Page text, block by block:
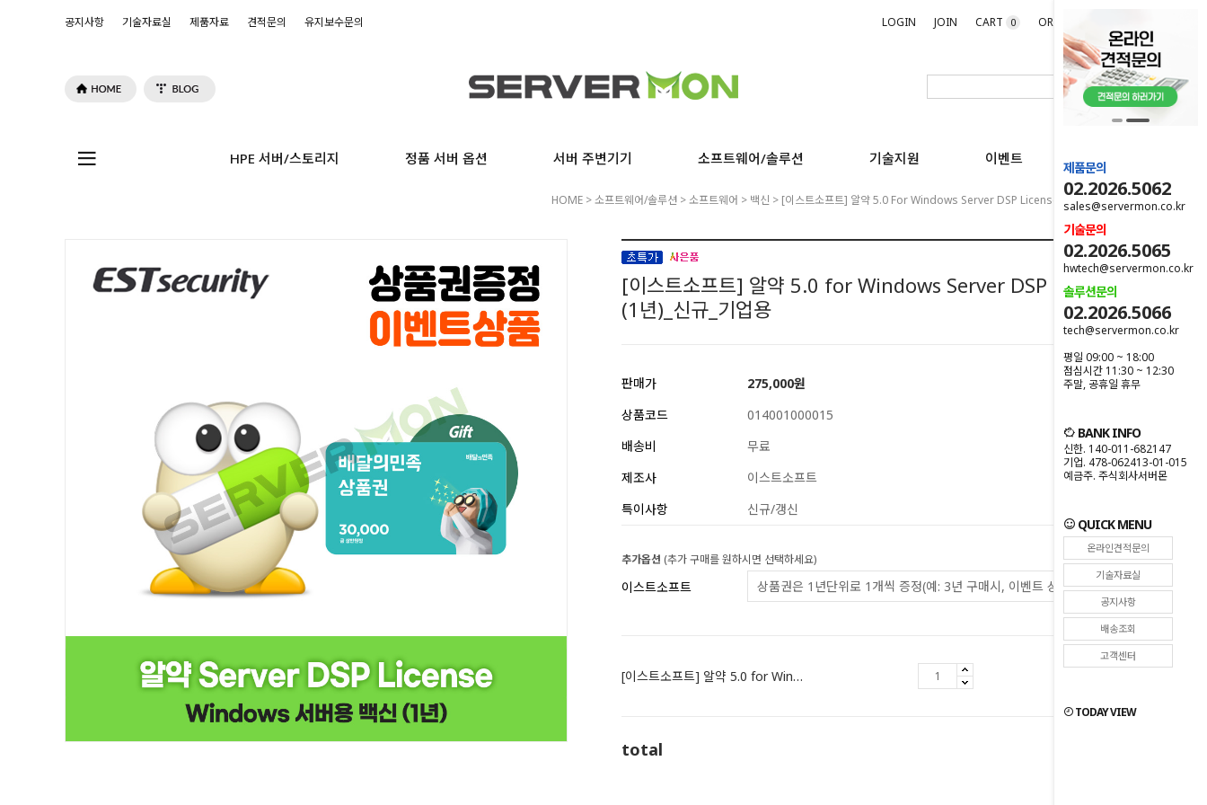
공지사항 기술자료실 제품자료 견적문의 유지보수문의 LOGIN JOIN CART 0 ORDER
HPE 서버/스토리지 정품 서버 옵션 서버 주변기기 소프트웨어/솔루션 기술지원 이벤트
제품문의
02.2026.5062
sales@servermon.co.kr
기술문의
02.2026.5065
hwtech@servermon.co.kr
솔루션문의
02.2026.5066
tech@servermon.co.kr
평일 09:00 ~ 18:00
점심시간 11:30 ~ 12:30
주말, 공휴일 휴무
BANK INFO
신한. 140-011-682147
기업. 478-062413-01-015
예금주. 주식회사서버몬
QUICK MENU
온라인견적문의
기술자료실
공지사항
배송조회
고객센터
TODAY VIEW
HOME >소프트웨어/솔루션 >소프트웨어 > 백신 > [이스트소프트] 알약 5.0 For Windows Server DSP License (1년)_신규_기업용
[이스트소프트] 알약 5.0 for Windows Server DSP License
(1년)_신규_기업용
판매가
275,000원
상품코드
014001000015
배송비
무료
제조사
이스트소프트
특이사항
신규/갱신
추가옵션 (추가 구매를 원하시면 선택하세요)
이스트소프트
[이스트소프트] 알약 5.0 for Windows Server DSP License (1년)_신규_기업용
total